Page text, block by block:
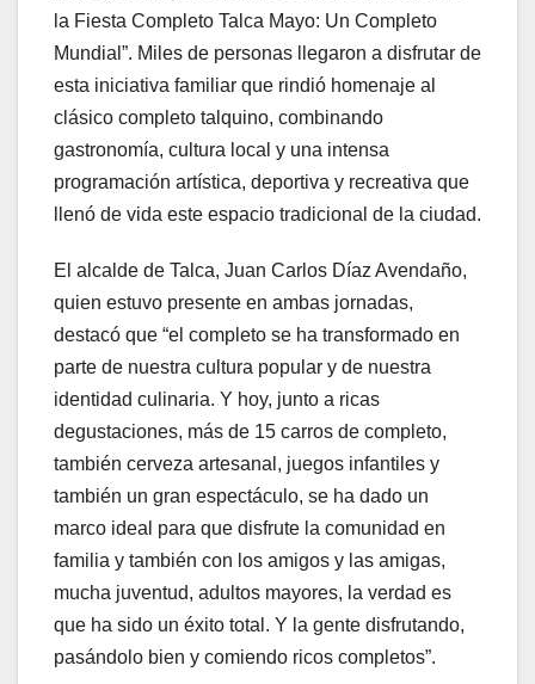
la Fiesta Completo Talca Mayo: Un Completo
Mundial”. Miles de personas llegaron a disfrutar de
esta iniciativa familiar que rindió homenaje al
clásico completo talquino, combinando
gastronomía, cultura local y una intensa
programación artística, deportiva y recreativa que
llenó de vida este espacio tradicional de la ciudad.
El alcalde de Talca, Juan Carlos Díaz Avendaño,
quien estuvo presente en ambas jornadas,
destacó que “el completo se ha transformado en
parte de nuestra cultura popular y de nuestra
identidad culinaria. Y hoy, junto a ricas
degustaciones, más de 15 carros de completo,
también cerveza artesanal, juegos infantiles y
también un gran espectáculo, se ha dado un
marco ideal para que disfrute la comunidad en
familia y también con los amigos y las amigas,
mucha juventud, adultos mayores, la verdad es
que ha sido un éxito total. Y la gente disfrutando,
pasándolo bien y comiendo ricos completos”.